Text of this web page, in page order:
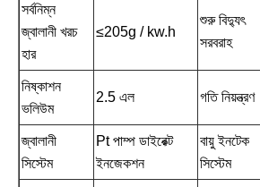
সর্বনিম্ন
জ্বালানী খরচ
হার
≤205g / kw.h
শুরু বিদ্যুৎ
সরবরাহ
নিষ্কাশন
ভলিউম
2.5 এল গতি নিয়ন্ত্রণ
জ্বালানী
সিস্টেম
Pt পাম্প ডাইরেক্ট
ইনজেকশন
বায়ু ইনটেক
সিস্টেম